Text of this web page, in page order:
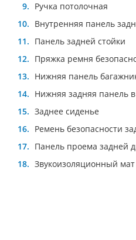
Ручка потолочная
Внутренняя панель
Панель задней стойки
Пряжка ремня
Нижняя панель
Нижняя задняя панель
Заднее сиденье
Ремень безопасности
Панель проема задней
Звукоизоляционный мат